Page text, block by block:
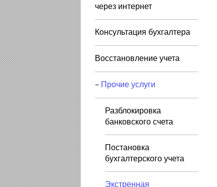
через интернет
Консультация бухгалтера
Восстановление учета
− Прочие услуги
Разблокировка
банковского счета
Постановка
бухгалтерского учета
Экстренная